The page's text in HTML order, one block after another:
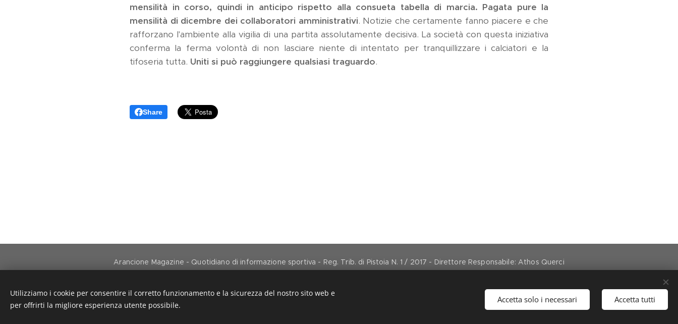
mensilità in corso, quindi in anticipo rispetto alla consueta tabella di marcia. Pagata pure la
mensilità di dicembre dei collaboratori amministrativi. Notizie che certamente fanno piacere e che
rafforzano l'ambiente alla vigilia di una partita assolutamente decisiva. La società con questa iniziativa
conferma la ferma volontà di non lasciare niente di intentato per tranquillizzare i calciatori e la
tifoseria tutta. Uniti si può raggiungere qualsiasi traguardo.
Share
Arancione Magazine - Quotidiano di informazione sportiva - Reg. Trib. di Pistoia N. 1 / 2017 - Direttore Responsabile: Athos Querci
direttore@arancionemagazine.it
Utilizziamo i cookie per consentire il corretto funzionamento e la sicurezza del nostro sito web e
per offrirti la migliore esperienza utente possibile.
Accetta solo i necessari Accetta tutti